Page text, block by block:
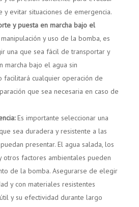
y evitar situaciones de emergencia.
y puesta en marcha bajo el
y uso de la bomba, es
una que sea fácil de transportar y
marcha bajo el agua sin
facilitará cualquier operación de
que sea necesaria en caso de
Es importante seleccionar una
sea duradera y resistente a las
presentar. El agua salada, los
otros factores ambientales pueden
de la bomba. Asegurarse de elegir
y con materiales resistentes
y su efectividad durante largo